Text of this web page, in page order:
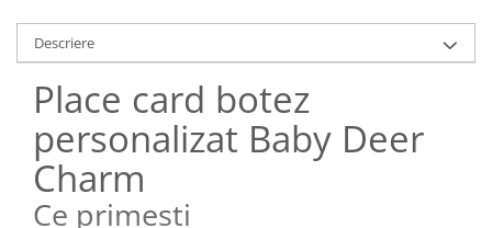
Cutii si Accesorii pentru Vin
Personalizate
Vinuri Personalizate
Pixuri Personalizate
Mousepad-uri
Globuri de Birou
Descriere
Place card botez
personalizat Baby Deer
Charm
Ce primești